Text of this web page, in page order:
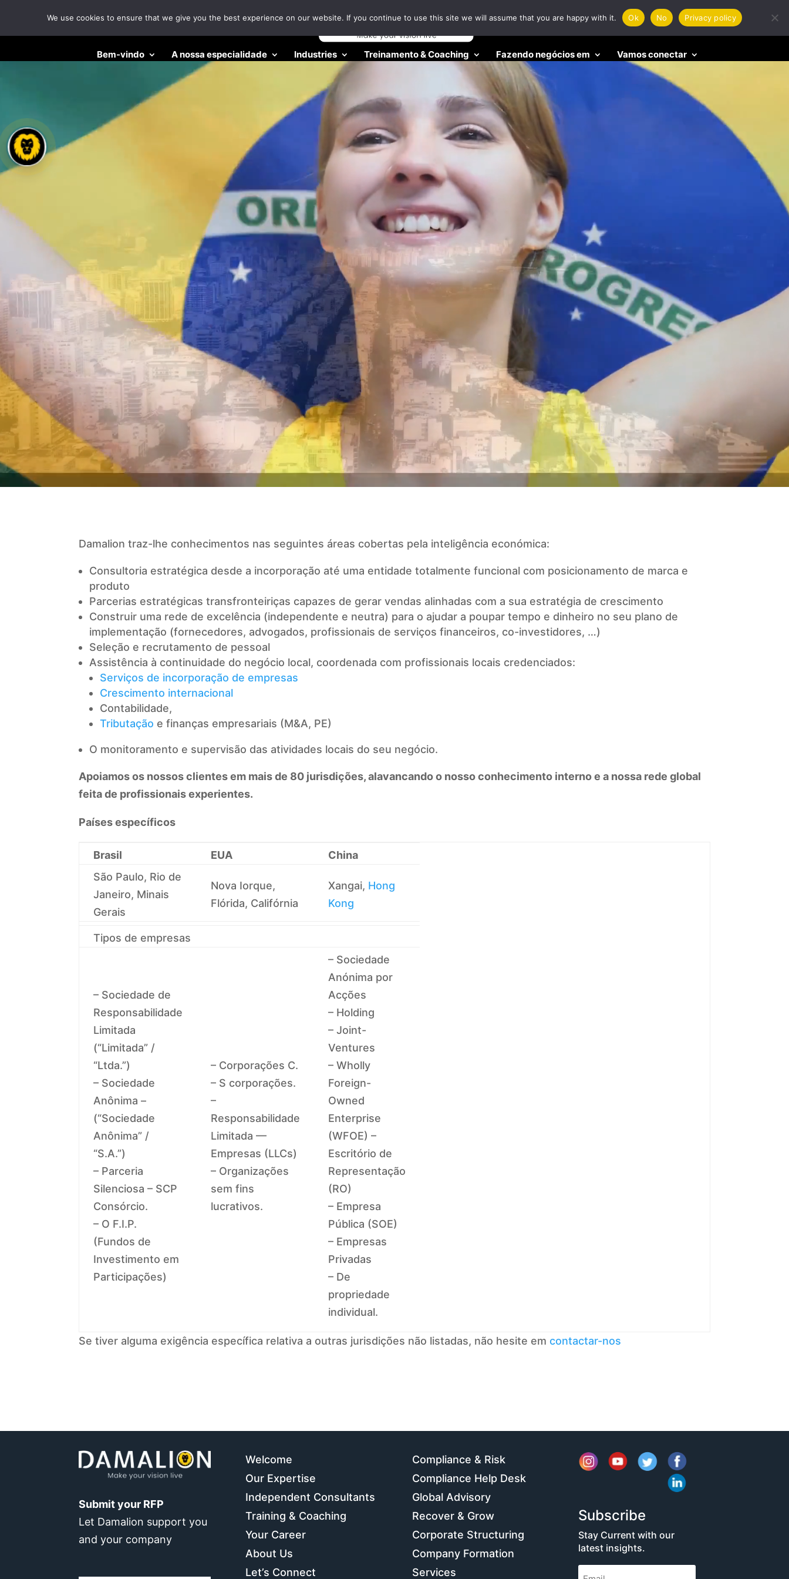
Bem-vindo A nossa especialidade Industries Treinamento & Coaching Fazendo negócios em Vamos conectar
Escritório internacional
Reprodutor
Damalion traz-lhe conhecimentos nas seguintes áreas cobertas pela inteligência económica:
Consultoria estratégica desde a incorporação até uma entidade totalmente funcional com posicionamento de marca e
produto
Parcerias estratégicas transfronteiriças capazes de gerar vendas alinhadas com a sua estratégia de crescimento
Construir uma rede de excelência (independente e neutra) para o ajudar a poupar tempo e dinheiro no seu plano de
implementação (fornecedores, advogados, profissionais de serviços financeiros, co-investidores, …)
Seleção e recrutamento de pessoal
Assistência à continuidade do negócio local, coordenada com profissionais locais credenciados:
Serviços de incorporação de empresas
Crescimento internacional
Contabilidade,
Tributação e finanças empresariais (M&A, PE)
O monitoramento e supervisão das atividades locais do seu negócio.
Apoiamos os nossos clientes em mais de 80 jurisdições, alavancando o nosso conhecimento interno e a nossa rede global
feita de profissionais experientes.
Países específicos
Brasil EUA
China
São Paulo, Rio de
Janeiro, Minais
Gerais
Nova Iorque,
Flórida, Califórnia
Xangai, Hong
Kong
Tipos de empresas
– Sociedade de
Responsabilidade
Limitada
(“Limitada” /
“Ltda.”)
– Sociedade
Anônima –
(“Sociedade
Anônima” /
“S.A.”)
– Parceria
Silenciosa – SCP
Consórcio.
– O F.I.P.
(Fundos de
Investimento em
Participações)
– Corporações C.
– S corporações.
–
Responsabilidade
Limitada —
Empresas (LLCs)
– Organizações
sem fins
lucrativos.
– Sociedade
Anónima por
Acções
– Holding
– Joint-
Ventures
– Wholly
Foreign-
Owned
Enterprise
(WFOE) –
Escritório de
Representação
(RO)
– Empresa
Pública (SOE)
– Empresas
Privadas
– De
propriedade
individual.
Se tiver alguma exigência específica relativa a outras jurisdições não listadas, não hesite em contactar-nos
Submit your RFP
Let Damalion support you
and your company
Welcome
Our Expertise
Independent Consultants
Training & Coaching
Your Career
About Us
Let’s Connect
Compliance & Risk
Compliance Help Desk
Global Advisory
Recover & Grow
Corporate Structuring
Company Formation
Services
Subscribe
Stay Current with our
latest insights.
We use cookies to ensure that we give you the best experience on our website. If you continue to use this site we will assume that you are happy with it. Ok No Privacy policy